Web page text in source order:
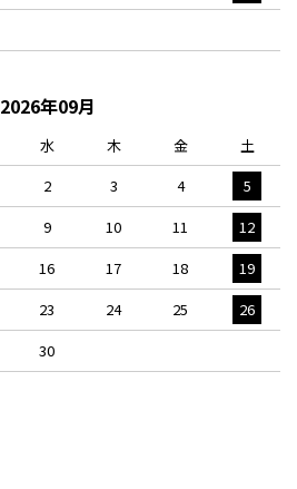
2026年09月
水 木 金
土
2 3 4
5
9 10 11
12
16 17 18
19
23 24 25
26
30